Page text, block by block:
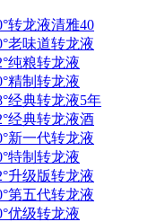
转龙液清雅40
老味道转龙液
纯粮转龙液
精制转龙液
经典转龙液5年
经典转龙液酒
新一代转龙液
特制转龙液
升级版转龙液
第五代转龙液
优级转龙液